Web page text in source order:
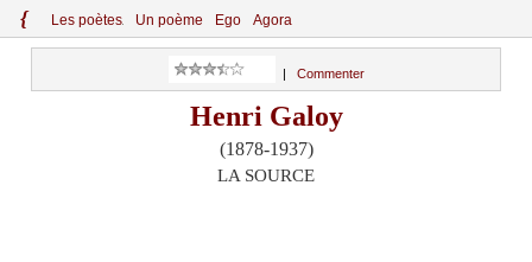
{ Les poètes Un poème Ego Agora
Commenter
Henri Galoy
(1878-1937)
LA SOURCE